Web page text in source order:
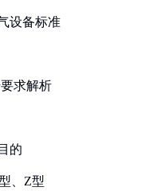
设备标准
求解析
的
、Z型